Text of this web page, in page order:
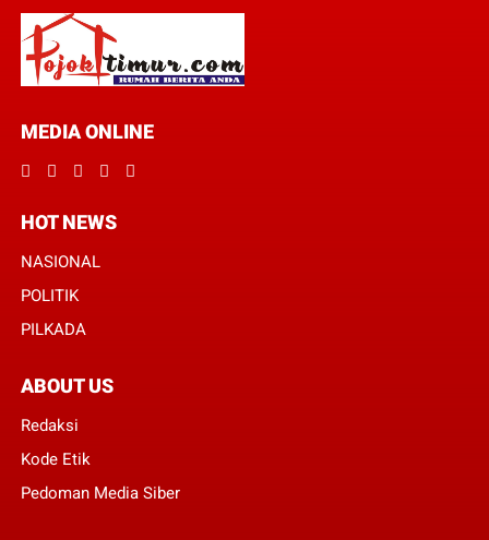
MEDIA ONLINE
HOT NEWS
NASIONAL
POLITIK
PILKADA
ABOUT US
Redaksi
Kode Etik
Pedoman Media Siber